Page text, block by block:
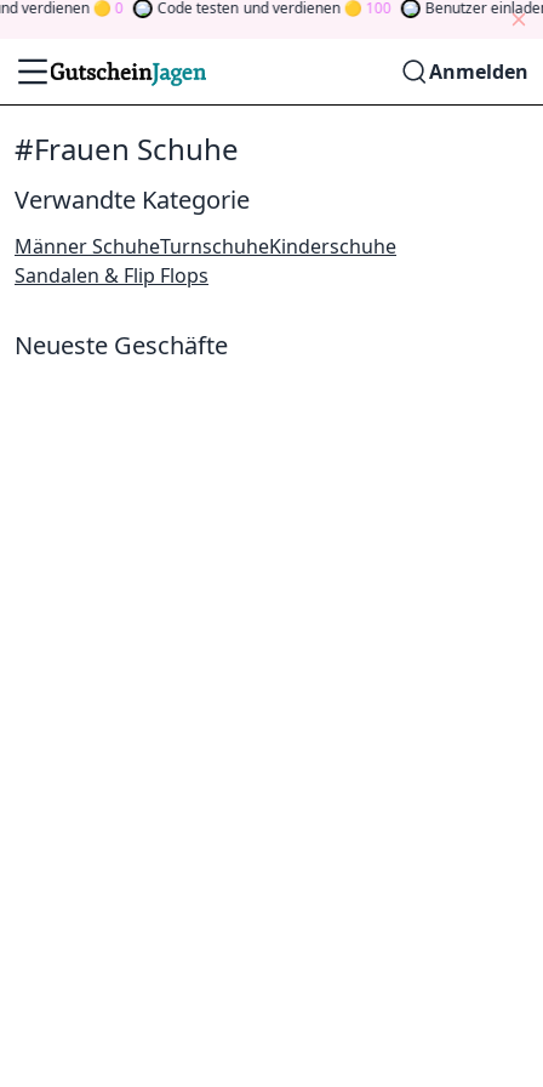
verdienen 0 Code testen und verdienen 100 Benutzer einladen
Anmelden
#Frauen Schuhe
Verwandte Kategorie
Männer SchuheTurnschuheKinderschuhe
Sandalen & Flip Flops
Neueste Geschäfte